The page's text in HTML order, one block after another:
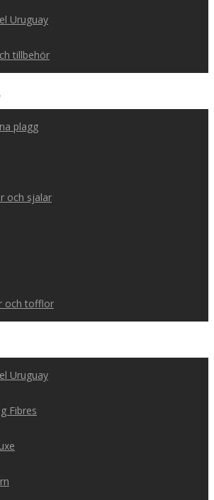
Uruguay
tillbehör
plagg
och sjalar
och tofflor
Uruguay
Fibres